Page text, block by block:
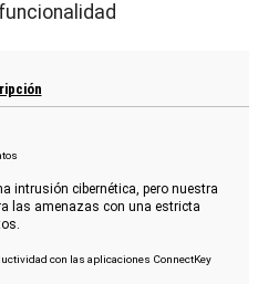
intrusión cibernética, pero nuestra
las amenazas con una estricta
con las aplicaciones ConnectKey